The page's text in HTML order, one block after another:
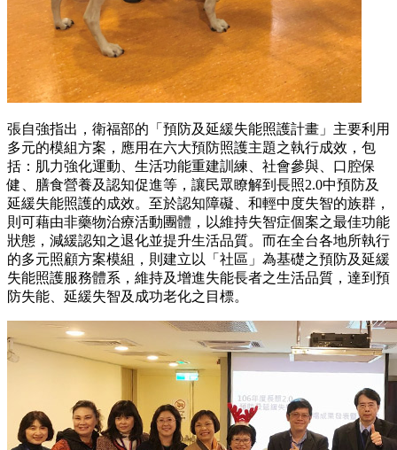
張自強指出，衛福部的「預防及延緩失能照護計畫」主要利用
多元的模組方案，應用在六大預防照護主題之執行成效，包
括：肌力強化運動、生活功能重建訓練、社會參與、口腔保
健、膳食營養及認知促進等，讓民眾瞭解到長照2.0中預防及
延緩失能照護的成效。至於認知障礙、和輕中度失智的族群，
則可藉由非藥物治療活動團體，以維持失智症個案之最佳功能
狀態，減緩認知之退化並提升生活品質。而在全台各地所執行
的多元照顧方案模組，則建立以「社區」為基礎之預防及延緩
失能照護服務體系，維持及增進失能長者之生活品質，達到預
防失能、延緩失智及成功老化之目標。